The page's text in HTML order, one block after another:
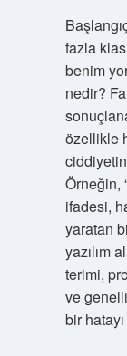
fazla
benim
nedir?
özellikle
Örneğin,
ifadesi,
yaratan
yazılım
terimi,
ve
bir